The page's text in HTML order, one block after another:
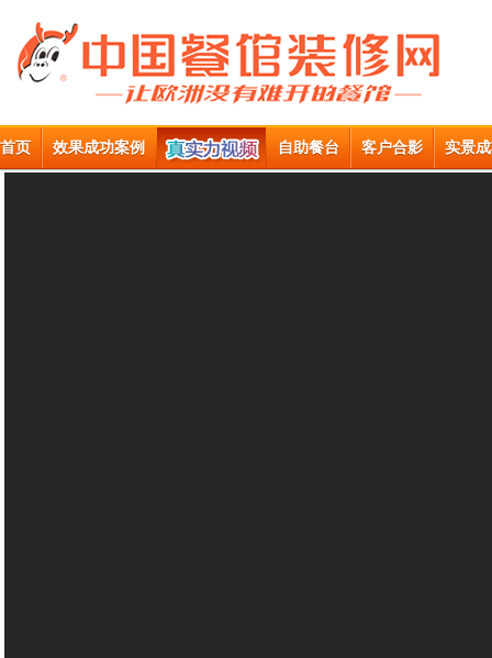
首页 效果成功案例 自助餐台 客户合影 实景